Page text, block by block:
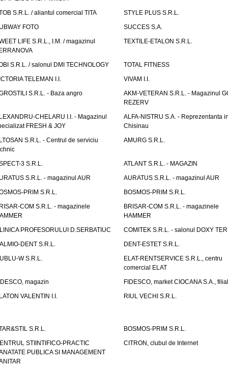
S.R.L. / aliantul comercial TITA
STYLE PLUS S.R.L.
FOTO
SUCCES S.A.
LIFE S.R.L., I.M. / magazinul
TEXTILE-ETALON S.R.L.
S.R.L. / salonul DMI TECHNOLOGY
TOTAL FITNESS
TELEMAN I.I.
VIVAM I.I.
S.R.L. - Baza angro
AKM-VETERAN S.R.L. - Magazinul
REZERV
CHELARU I.I. - Magazinul
FRESH & JOY
ALFA-NISTRU S.A. - Reprezentanta
Chisinau
S.R.L. - Centrul de serviciu
AMURG S.R.L.
3 S.R.L.
ATLANT S.R.L. - MAGAZIN
S.R.L. - magazinul AUR
AURATUS S.R.L. - magazinul AUR
PRIM S.R.L.
BOSMOS-PRIM S.R.L.
COM S.R.L. - magazinele
BRISAR-COM S.R.L. - magazinele
HAMMER
PROFESORULUI D.SERBATIUC
COMITEK S.R.L. - salonul DOXY
DENT S.R.L.
DENT-ESTET S.R.L.
W S.R.L.
ELAT-RENTSERVICE S.R.L., centru
comercial ELAT
magazin
FIDESCO, market CIOCANA S.A.,
VALENTIN I.I.
RIUL VECHI S.R.L.
S.R.L.
BOSMOS-PRIM S.R.L.
STIINTIFICO-PRACTIC
PUBLICA SI MANAGEMENT
CITRON, clubul de Internet